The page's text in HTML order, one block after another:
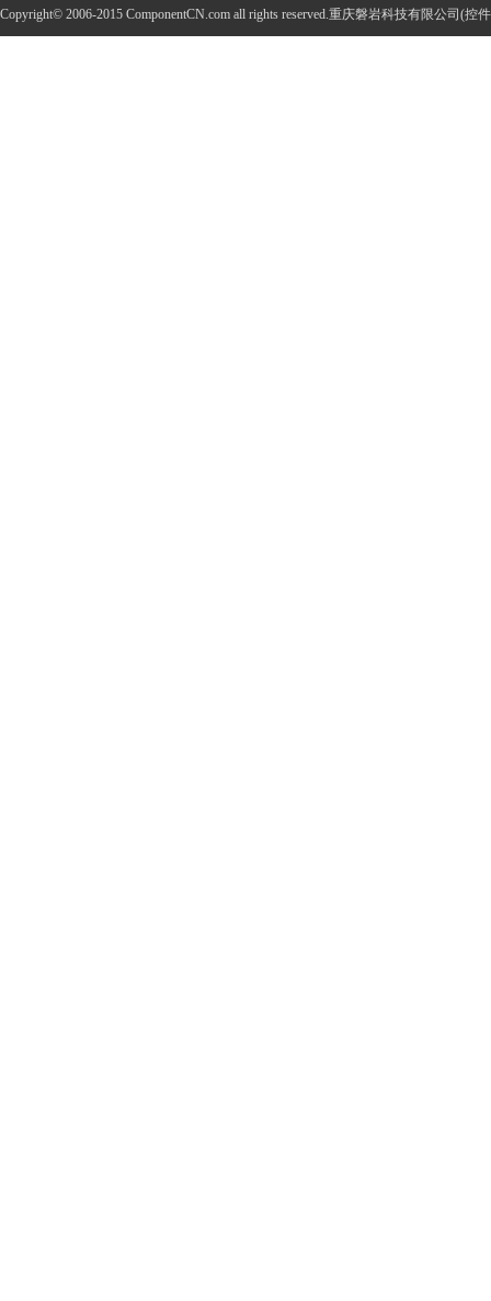
Copyright© 2006-2015 ComponentCN.com all rights reserved.重庆磐岩科技有限公司(